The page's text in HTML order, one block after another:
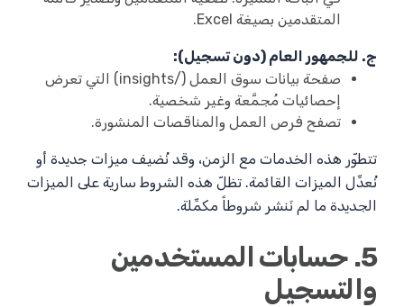
المتقدمين بصيغة Excel.
ج. للجمهور العام (دون تسجيل):
صفحة بيانات سوق العمل (/insights) التي تعرض
إحصائيات مُجمَّعة وغير شخصية.
تصفح فرص العمل والمناقصات المنشورة.
تتطوّر هذه الخدمات مع الزمن، وقد نُضيف ميزات جديدة أو
نُعدِّل الميزات القائمة. تظلّ هذه الشروط سارية على الميزات
الجديدة ما لم نَنشر شروطاً مكمِّلة.
5. حسابات المستخدمين
والتسجيل